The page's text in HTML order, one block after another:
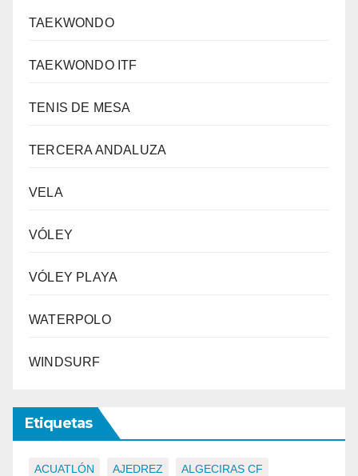
TAEKWONDO
TAEKWONDO ITF
TENIS DE MESA
TERCERA ANDALUZA
VELA
VÓLEY
VÓLEY PLAYA
WATERPOLO
WINDSURF
Etiquetas
ACUATLÓN AJEDREZ ALGECIRAS CF